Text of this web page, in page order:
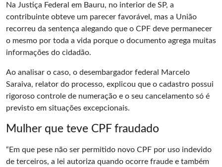
Na Justiça Federal em Bauru, no interior de SP, a
contribuinte obteve um parecer favorável, mas a União
recorreu da sentença alegando que o CPF deve permanecer
o mesmo por toda a vida porque o documento agrega muitas
informações do cidadão.
Ao analisar o caso, o desembargador federal Marcelo
Saraiva, relator do processo, explicou que o cadastro possui
rigoroso controle de numeração e o seu cancelamento só é
previsto em situações excepcionais.
Mulher que teve CPF fraudado
“Em que pese não ser permitido novo CPF por uso indevido
de terceiros, a lei autoriza quando ocorre fraude e também